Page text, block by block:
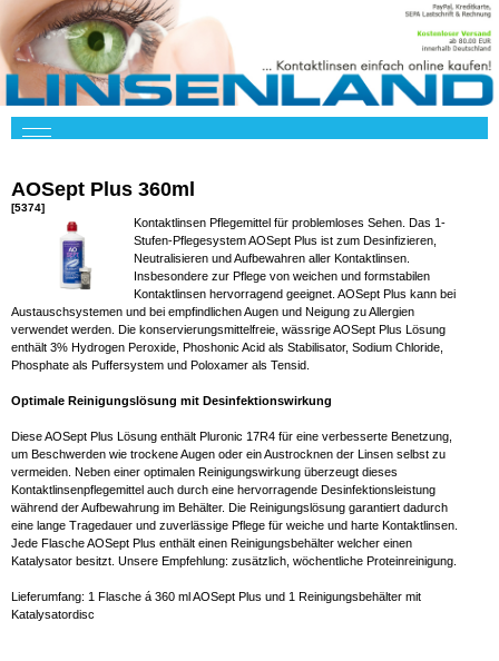
AOSept Plus 360ml
[5374]
Kontaktlinsen Pflegemittel für problemloses Sehen. Das 1-
Stufen-Pflegesystem AOSept Plus ist zum Desinfizieren,
Neutralisieren und Aufbewahren aller Kontaktlinsen.
Insbesondere zur Pflege von weichen und formstabilen
Kontaktlinsen hervorragend geeignet. AOSept Plus kann bei
Austauschsystemen und bei empfindlichen Augen und Neigung zu Allergien
verwendet werden. Die konservierungsmittelfreie, wässrige AOSept Plus Lösung
enthält 3% Hydrogen Peroxide, Phoshonic Acid als Stabilisator, Sodium Chloride,
Phosphate als Puffersystem und Poloxamer als Tensid.
Optimale Reinigungslösung mit Desinfektionswirkung
Diese AOSept Plus Lösung enthält Pluronic 17R4 für eine verbesserte Benetzung,
um Beschwerden wie trockene Augen oder ein Austrocknen der Linsen selbst zu
vermeiden. Neben einer optimalen Reinigungswirkung überzeugt dieses
Kontaktlinsenpflegemittel auch durch eine hervorragende Desinfektionsleistung
während der Aufbewahrung im Behälter. Die Reinigungslösung garantiert dadurch
eine lange Tragedauer und zuverlässige Pflege für weiche und harte Kontaktlinsen.
Jede Flasche AOSept Plus enthält einen Reinigungsbehälter welcher einen
Katalysator besitzt. Unsere Empfehlung: zusätzlich, wöchentliche Proteinreinigung.
Lieferumfang: 1 Flasche á 360 ml AOSept Plus und 1 Reinigungsbehälter mit
Katalysatordisc